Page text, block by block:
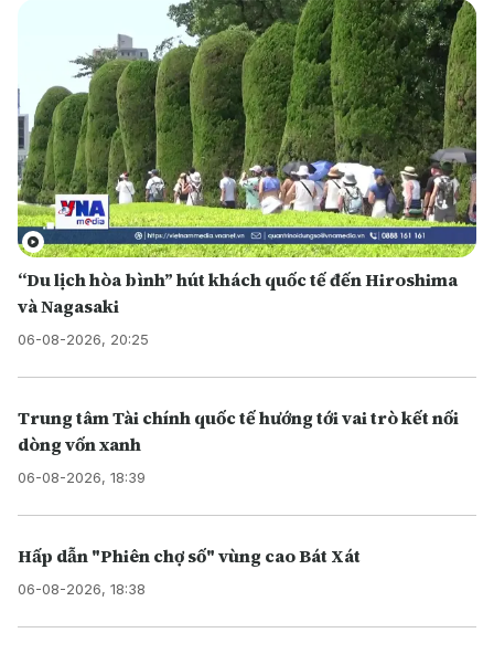
“Du lịch hòa bình” hút khách quốc tế đến Hiroshima
và Nagasaki
06-08-2026, 20:25
Trung tâm Tài chính quốc tế hướng tới vai trò kết nối
dòng vốn xanh
06-08-2026, 18:39
Hấp dẫn "Phiên chợ số" vùng cao Bát Xát
06-08-2026, 18:38